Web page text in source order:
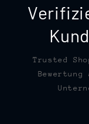
Trusted